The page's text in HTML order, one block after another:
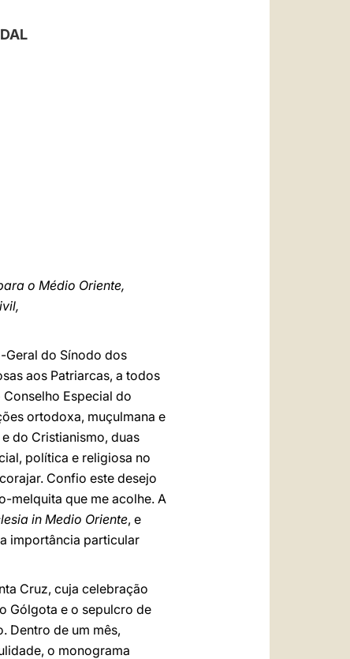
o Médio Oriente,
Geral do Sínodo dos
aos Patriarcas, a todos
Especial do
ortodoxa, muçulmana e
do Cristianismo, duas
política e religiosa no
Confio este desejo
melquita que me acolhe. A
in Medio Oriente, e
importância particular
Cruz, cuja celebração
Gólgota e o sepulcro de
Dentro de um mês,
o monograma